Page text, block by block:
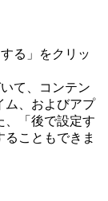
る」をクリッ
て、コンテン
ム、およびアプ
、「後で設定す
こともできま